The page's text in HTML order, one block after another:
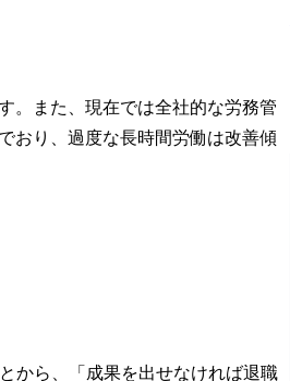
。また、現在では全社的な労務管
おり、過度な長時間労働は改善傾
から、「成果を出せなければ退職